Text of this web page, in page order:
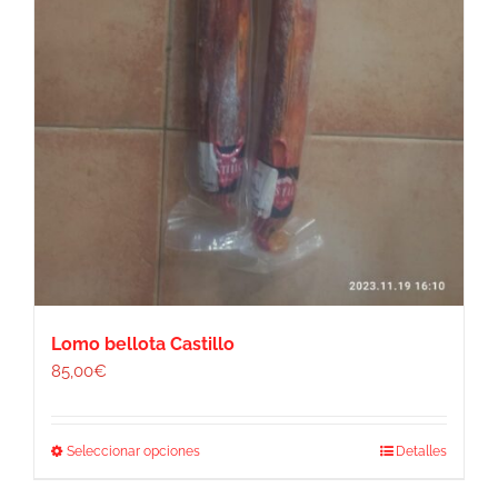
Lomo bellota Castillo
85,00€
Seleccionar opcionesEste
Detalles